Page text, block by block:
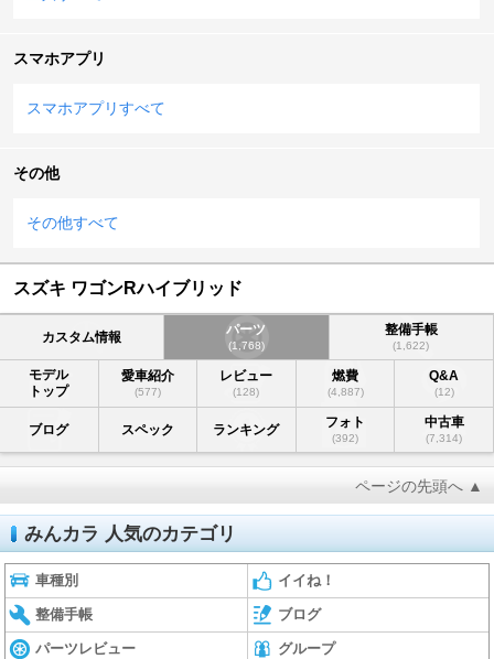
スマホアプリ
スマホアプリすべて
その他
その他すべて
スズキ ワゴンRハイブリッド
カスタム情報 パーツ
(1,768)
整備手帳
(1,622)
モデル
トップ
愛車紹介
(577)
レビュー
(128)
燃費
(4,887)
Q&A
(12)
ブログ スペック ランキング フォト
(392)
中古車
(7,314)
ページの先頭へ ▲
みんカラ 人気のカテゴリ
車種別 イイね！
整備手帳 ブログ
パーツレビュー グループ